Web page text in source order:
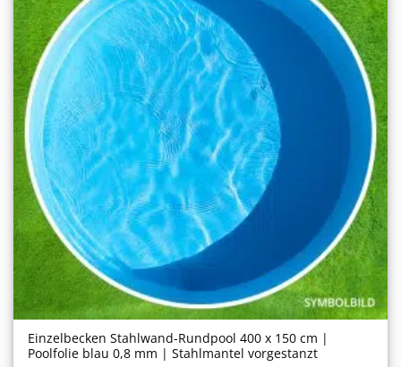
Einzelbecken Stahl­wand-Rundpool 400 x 150 cm |
Poolfolie blau 0,8 mm | Stahlmantel vorgestanzt